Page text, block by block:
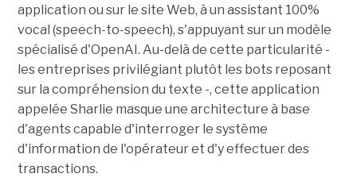
application ou sur le site Web, à un assistant 100%
vocal (speech-to-speech), s'appuyant sur un modèle
spécialisé d'OpenAI. Au-delà de cette particularité -
les entreprises privilégiant plutôt les bots reposant
sur la compréhension du texte -, cette application
appelée Sharlie masque une architecture à base
d'agents capable d'interroger le système
d'information de l'opérateur et d'y effectuer des
transactions.